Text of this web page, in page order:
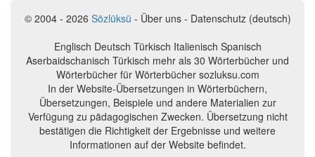
© 2004 - 2026 Sözlüksü - Über uns - Datenschutz (deutsch)
Englisch Deutsch Türkisch Italienisch Spanisch
Aserbaidschanisch Türkisch mehr als 30 Wörterbücher und
Wörterbücher für Wörterbücher sozluksu.com
In der Website-Übersetzungen in Wörterbüchern,
Übersetzungen, Beispiele und andere Materialien zur
Verfügung zu pädagogischen Zwecken. Übersetzung nicht
bestätigen die Richtigkeit der Ergebnisse und weitere
Informationen auf der Website befindet.